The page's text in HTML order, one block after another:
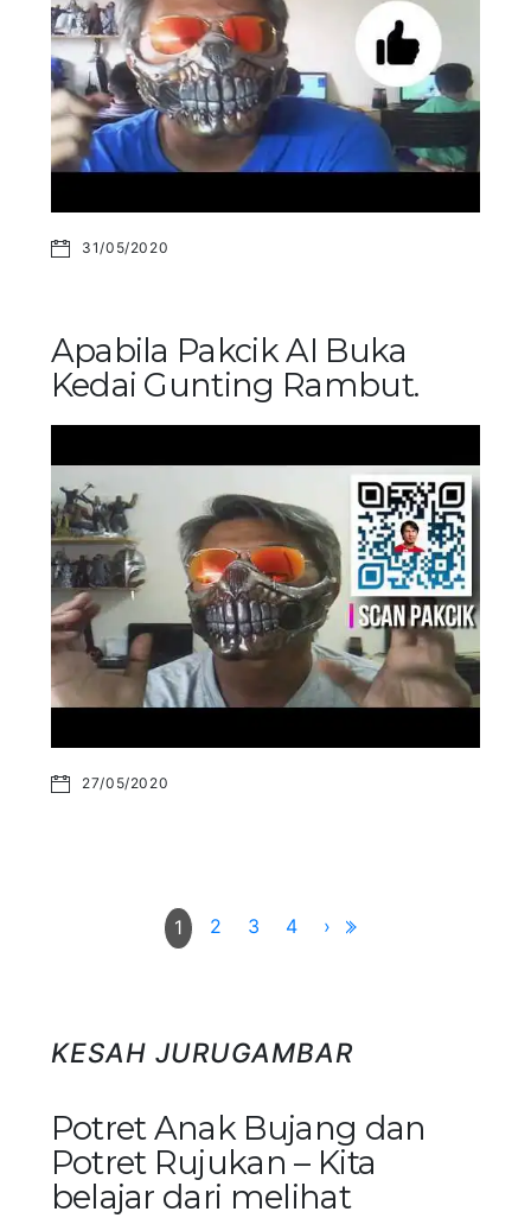
31/05/2020
Apabila Pakcik AI Buka
Kedai Gunting Rambut.
27/05/2020
1 2 3 4 ›
KESAH JURUGAMBAR
Potret Anak Bujang dan
Potret Rujukan – Kita
belajar dari melihat